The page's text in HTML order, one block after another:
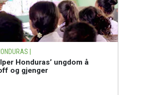
|
Honduras’ ungdom å
og gjenger